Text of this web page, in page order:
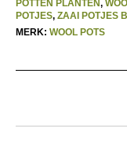
POTTEN PLANTEN,
POTJES, ZAAI POTJES
MERK: WOOL POTS